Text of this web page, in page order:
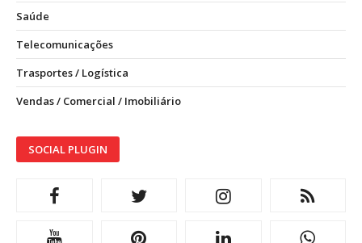
Saúde
Telecomunicações
Trasportes / Logística
Vendas / Comercial / Imobiliário
SOCIAL PLUGIN